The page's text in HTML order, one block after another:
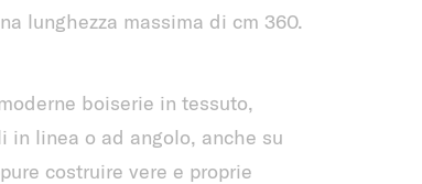
lunghezza massima di cm 360.
boiserie in tessuto,
in linea o ad angolo, anche su
costruire vere e proprie